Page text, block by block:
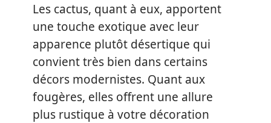
Les cactus, quant à eux, apportent
une touche exotique avec leur
apparence plutôt désertique qui
convient très bien dans certains
décors modernistes. Quant aux
fougères, elles offrent une allure
plus rustique à votre décoration